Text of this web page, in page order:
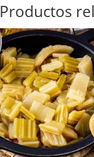
Productos